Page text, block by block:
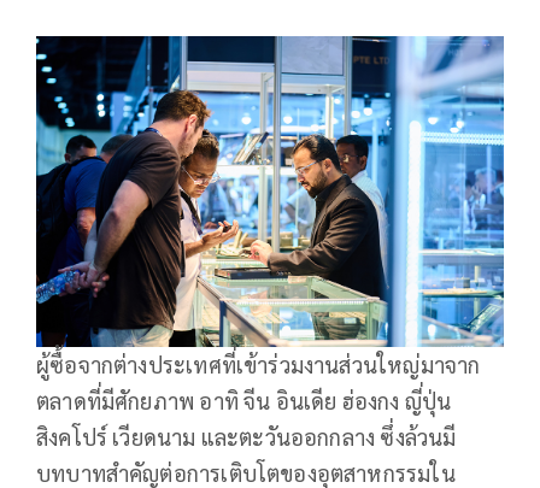
ผู้ซื้อจากต่างประเทศที่เข้าร่วมงานส่วนใหญ่มาจาก
ตลาดที่มีศักยภาพ อาทิ จีน อินเดีย ฮ่องกง ญี่ปุ่น
สิงคโปร์ เวียดนาม และตะวันออกกลาง ซึ่งล้วนมี
บทบาทสำคัญต่อการเติบโตของอุตสาหกรรมใน